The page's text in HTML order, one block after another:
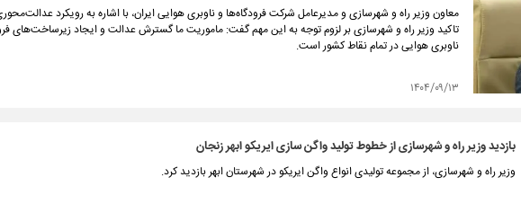
معاون وزیر راه و شهرسازی و مدیرعامل شرکت فرودگاه‌ها و ناوبری هوایی ایران، با اشاره به رویکرد
تاکید وزیر راه و شهرسازی بر لزوم توجه به این مهم گفت: ماموریت ما گسترش عدالت و ایجاد زیرساخت‌های
ناوبری هوایی در تمام نقاط کشور است.
۱۴۰۴/۰۹/۱۳
بازدید وزیر راه و شهرسازی از خطوط تولید واگن سازی ایریکو ابهر زنجان
وزیر راه و شهرسازی، از مجموعه تولیدی انواع واگن ایریکو در شهرستان ابهر بازدید کرد.